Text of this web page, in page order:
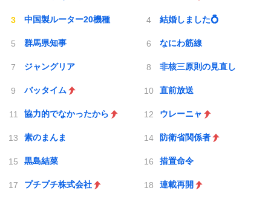
中国製ルーター20機種 結婚しました💍
群馬県知事 なにわ筋線
ジャングリア 非核三原則の見直し
バッタイム 直前放送
協力的でなかったから ウレーニャ
素のまんま 防衛省関係者
黒島結菜 措置命令
プチプチ株式会社 連載再開